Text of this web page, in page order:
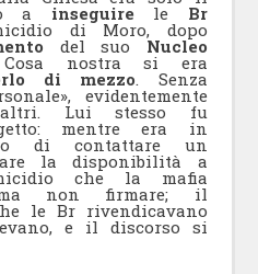
a inseguire le Br
di Moro, dopo
del suo Nucleo
nostra si era
di mezzo. Senza
evidentemente
Lui stesso fu
mentre era in
di contattare un
la disponibilità a
che la mafia
ma non firmare; il
le Br rivendicavano
e il discorso si